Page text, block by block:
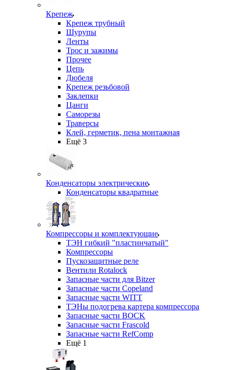
Крепеж
Крепеж трубный
Шурупы
Ленты
Трос и зажимы
Прочее
Цепь
Дюбеля
Крепеж резьбовой
Заклепки
Цанги
Саморезы
Траверсы
Клей, герметик, пена монтажная
Ещё 3
Конденсаторы электрические
Конденсаторы квадратные
Компрессоры и комплектующие
ТЭН гибкий "пластинчатый"
Компрессоры
Пускозащитные реле
Вентили Rotalock
Запасные части для Bitzer
Запасные части Copeland
Запасные части WITT
ТЭНы подогрева картера компрессора
Запасные части BOCK
Запасные части Frascold
Запасные части RefComp
Ещё 1